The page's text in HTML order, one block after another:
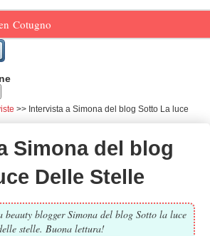
Cotugno
Intervista a Simona del blog Sotto La luce
Simona del blog
Delle Stelle
blogger Simona del blog Sotto la luce
stelle. Buona lettura!